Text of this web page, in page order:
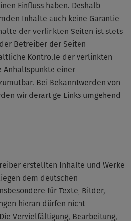
Einfluss haben. Deshalb
Inhalte auch keine Garantie
der verlinkten Seiten ist stets
Betreiber der Seiten
Kontrolle der verlinkten
Anhaltspunkte einer
Bei Bekanntwerden von
wir derartige Links umgehend
erstellten Inhalte und Werke
dem deutschen
für Texte, Bilder,
hieran dürfen nicht
Vervielfältigung, Bearbeitung,